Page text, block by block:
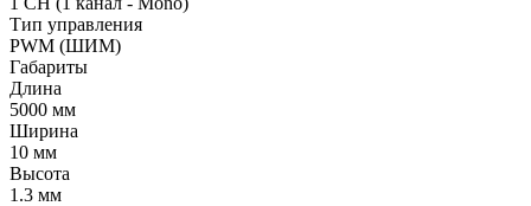
Тип управления
PWM (ШИМ)
Габариты
Длина
5000 мм
Ширина
10 мм
Высота
1.3 мм